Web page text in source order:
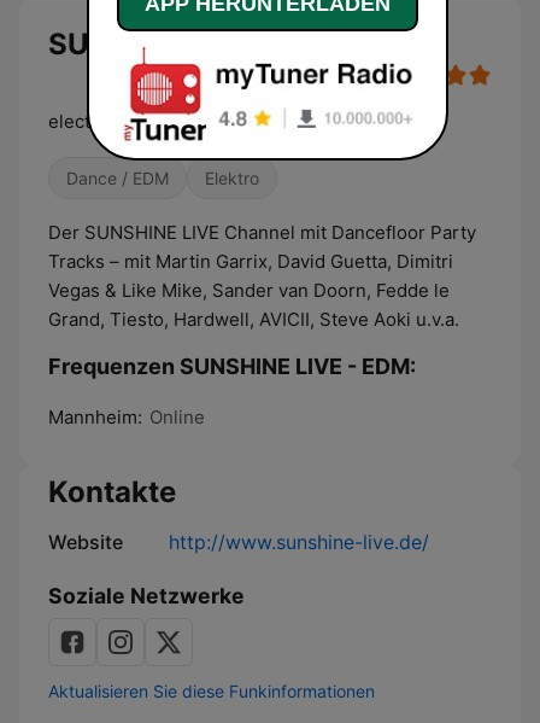
SUNSHINE LIVE - EDM Live
electronic music radio
Dance / EDM Elektro
Der SUNSHINE LIVE Channel mit Dancefloor Party
Tracks – mit Martin Garrix, David Guetta, Dimitri
Vegas & Like Mike, Sander van Doorn, Fedde le
Grand, Tiesto, Hardwell, AVICII, Steve Aoki u.v.a.
Frequenzen SUNSHINE LIVE - EDM:
Mannheim: Online
Kontakte
Website http://www.sunshine-live.de/
Soziale Netzwerke
Aktualisieren Sie diese Funkinformationen